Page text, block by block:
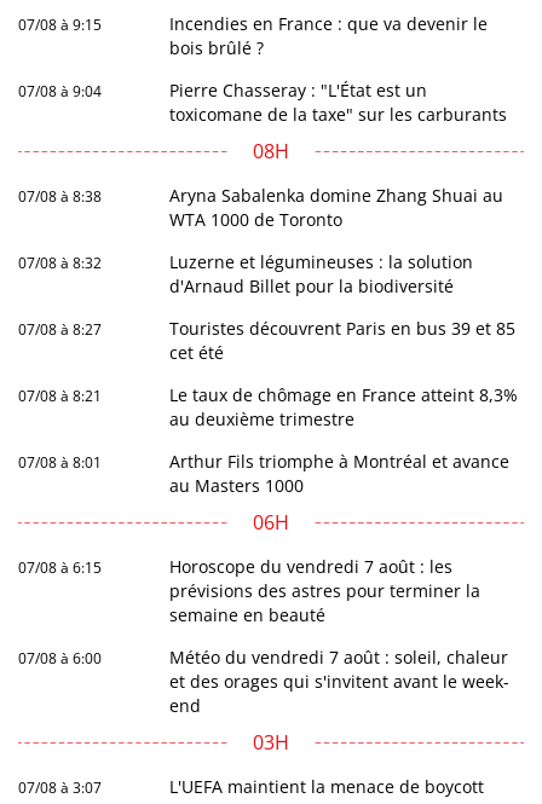
07/08 à 9:15
Incendies en France : que va devenir le
bois brûlé ?
07/08 à 9:04
Pierre Chasseray : "L'État est un
toxicomane de la taxe" sur les carburants
08H
07/08 à 8:38
Aryna Sabalenka domine Zhang Shuai au
WTA 1000 de Toronto
07/08 à 8:32
Luzerne et légumineuses : la solution
d'Arnaud Billet pour la biodiversité
07/08 à 8:27
Touristes découvrent Paris en bus 39 et 85
cet été
07/08 à 8:21
Le taux de chômage en France atteint 8,3%
au deuxième trimestre
07/08 à 8:01
Arthur Fils triomphe à Montréal et avance
au Masters 1000
06H
07/08 à 6:15
Horoscope du vendredi 7 août : les
prévisions des astres pour terminer la
semaine en beauté
07/08 à 6:00
Météo du vendredi 7 août : soleil, chaleur
et des orages qui s'invitent avant le week-
end
03H
07/08 à 3:07
L'UEFA maintient la menace de boycott